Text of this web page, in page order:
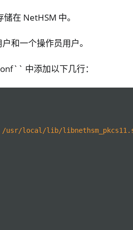
在 NetHSM 中。
和一个操作员用户。
中添加以下几行：
/usr/local/lib/